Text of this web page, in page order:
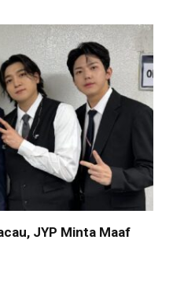
JYP Minta Maaf